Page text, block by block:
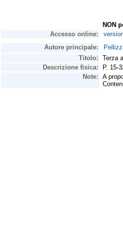
NON
Accesso online:
Autore principale:
Titolo:
Terza
Descrizione fisica:
P. 15-
Note:
A